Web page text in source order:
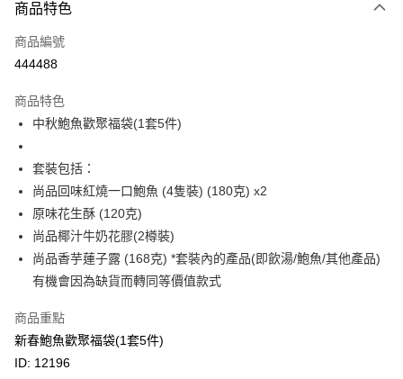
信用卡
Apple Pay
AlipayHK
PayMe
WeChat Pay
BoC Pay
其他轉帳方式
相關說明
豐銀行戶口：652-589300-838 收款人：PREMIER FOOD LTD 請於24小時
內將付款金額存入以上其中一個戶口，付款後請將收據或成功轉帳畫面截圖
並WhatsApp 90719878 或電郵eshop@premierfood.com.hk，我們在收到
付款訊息後會盡快安排送貨。
送貨方式
順豐智能櫃(智能櫃取件要視乎包裹尺寸限制，如包裹過大，
物流公司會改派其他自取點或其他配送方式。)
商品特色
商品編號
444488
商品特色
中秋鮑魚歡聚福袋(1套5件)
套裝包括：
尚品回味紅燒一口鮑魚 (4隻裝) (180克) x2
原味花生酥 (120克)
尚品椰汁牛奶花膠(2樽裝)
尚品香芋蓮子露 (168克) *套裝內的產品(即飲湯/鮑魚/其他產品)
有機會因為缺貨而轉同等價值款式
商品重點
新春鮑魚歡聚福袋(1套5件)
ID: 12196